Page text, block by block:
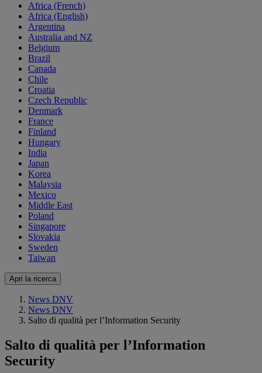
Africa (French)
Africa (English)
Argentina
Australia and NZ
Belgium
Brazil
Canada
Chile
Croatia
Czech Republic
Denmark
France
Finland
Hungary
India
Japan
Korea
Malaysia
Mexico
Middle East
Poland
Singapore
Slovakia
Sweden
Taiwan
Apri la ricerca
News DNV
News DNV
Salto di qualità per l’Information Security
Salto di qualità per l’Information
Security